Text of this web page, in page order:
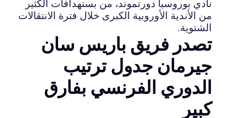
نادي بوروسيا دورتموند، من بستهدافات الكثير
من الأندية الأوروبية الكبرى خلال فترة الانتقالات
الشتوية.
تصدر فريق باريس سان
جيرمان جدول ترتيب
الدوري الفرنسي بفارق
كبير